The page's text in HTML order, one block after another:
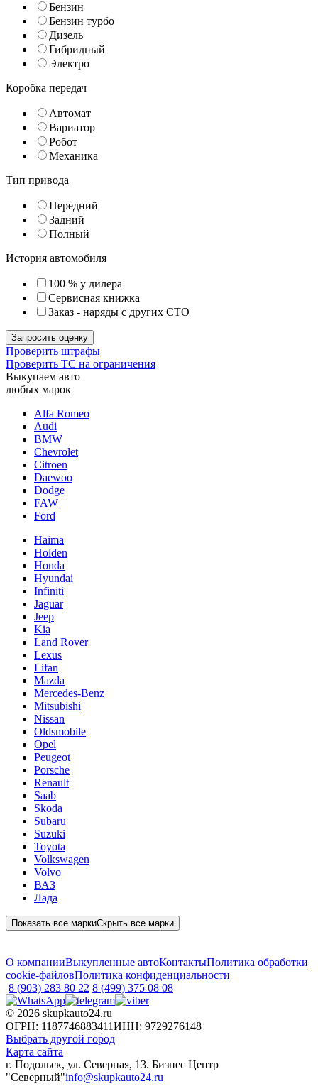
Бензин
Бензин турбо
Дизель
Гибридный
Электро
Коробка передач
Автомат
Вариатор
Робот
Механика
Тип привода
Передний
Задний
Полный
История автомобиля
100 % у дилера
Сервисная книжка
Заказ - наряды с других СТО
Проверить штрафы
Проверить ТС на ограничения
Выкупаем авто
любых марок
Alfa Romeo
Audi
BMW
Chevrolet
Citroen
Daewoo
Dodge
FAW
Ford
Haima
Holden
Honda
Hyundai
Infiniti
Jaguar
Jeep
Kia
Land Rover
Lexus
Lifan
Mazda
Mercedes-Benz
Mitsubishi
Nissan
Oldsmobile
Opel
Peugeot
Porsche
Renault
Saab
Skoda
Subaru
Suzuki
Toyota
Volkswagen
Volvo
ВАЗ
Лада
Показать все маркиСкрыть все марки
О компанииВыкупленные автоКонтактыПолитика обработки
cookie-файловПолитика конфиденциальности
8 (903) 283 80 22 8 (499) 375 08 08
© 2026 skupkauto24.ru
ОГРН: 1187746883411ИНН: 9729276148
Выбрать другой город
Карта сайта
г. Подольск, ул. Северная, 13. Бизнес Центр
"Северный"info@skupkauto24.ru